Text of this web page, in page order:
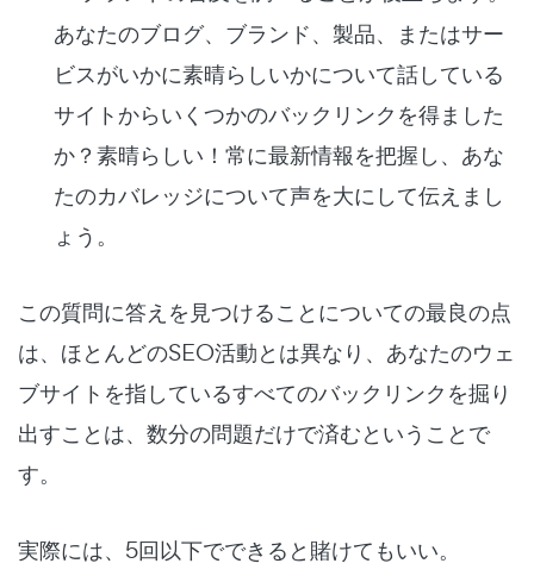
あなたのブログ、ブランド、製品、またはサー
ビスがいかに素晴らしいかについて話している
サイトからいくつかのバックリンクを得ました
か？素晴らしい！常に最新情報を把握し、あな
たのカバレッジについて声を大にして伝えまし
ょう。
この質問に答えを見つけることについての最良の点
は、ほとんどのSEO活動とは異なり、あなたのウェ
ブサイトを指しているすべてのバックリンクを掘り
出すことは、数分の問題だけで済むということで
す。
実際には、5回以下でできると賭けてもいい。